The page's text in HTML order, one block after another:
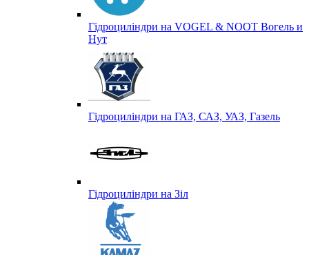
Гідроциліндри на VOGEL & NOOT Вогель и
Нут
Гідроциліндри на ГАЗ, САЗ, УАЗ, Газель
Гідроциліндри на Зіл